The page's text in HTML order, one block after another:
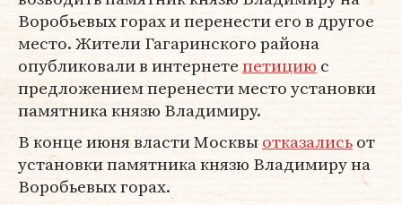
Воробьевых горах и перенести его в другое
место. Жители Гагаринского района
опубликовали в интернетепетицию с
предложением перенести место установки
памятника князю Владимиру.
В конце июня власти Москвыотказалисьот
установки памятника князю Владимиру на
Воробьевых горах.